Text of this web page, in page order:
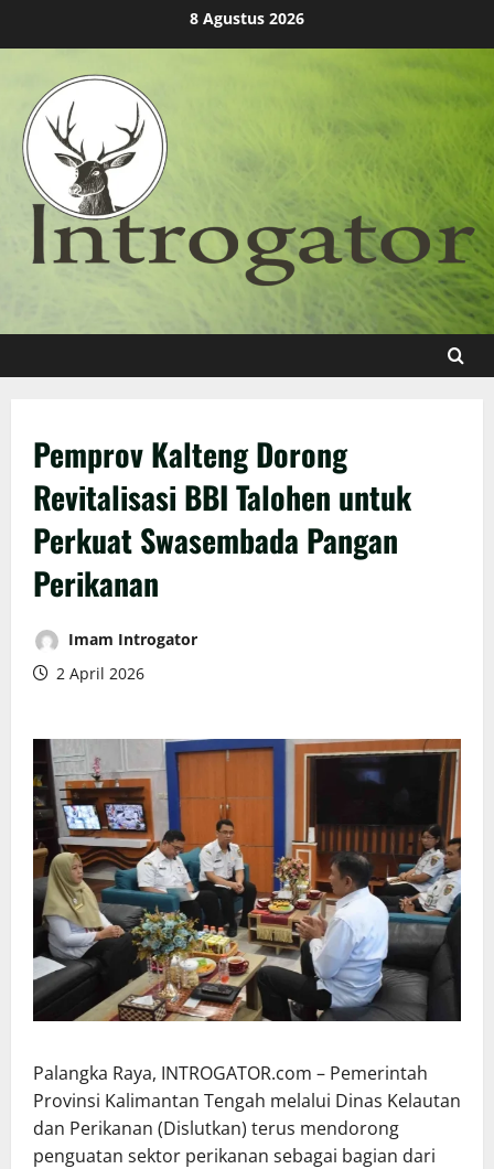
8 Agustus 2026
Pemprov Kalteng Dorong
Revitalisasi BBI Talohen untuk
Perkuat Swasembada Pangan
Perikanan
Imam Introgator
2 April 2026
Palangka Raya, INTROGATOR.com – Pemerintah
Provinsi Kalimantan Tengah melalui Dinas Kelautan
dan Perikanan (Dislutkan) terus mendorong
penguatan sektor perikanan sebagai bagian dari